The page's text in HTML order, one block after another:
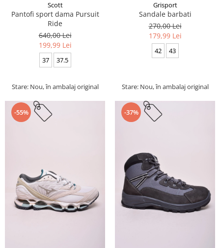
Scott
Pantofi sport dama Pursuit
Ride
640,00 Lei
199,99 Lei
37 37.5
Stare: Nou, în ambalaj original
Grisport
Sandale barbati
270,00 Lei
179,99 Lei
42 43
Stare: Nou, în ambalaj original
-55% -37%